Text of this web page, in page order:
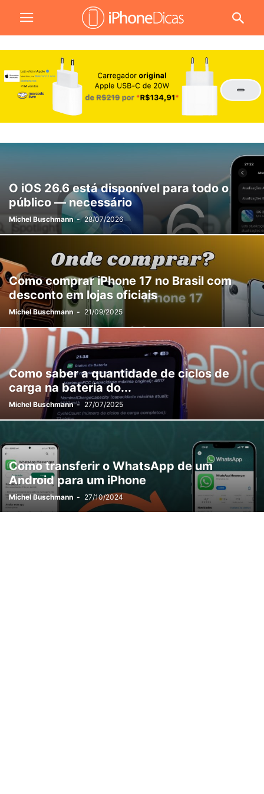
O iOS 26.6 está disponível para todo o
público — necessário
Michel Buschmann - 28/07/2026
Como comprar iPhone 17 no Brasil com
desconto em lojas oficiais
Michel Buschmann - 21/09/2025
Como saber a quantidade de ciclos de
carga na bateria do...
Michel Buschmann - 27/07/2025
Como transferir o WhatsApp de um
Android para um iPhone
Michel Buschmann - 27/10/2024